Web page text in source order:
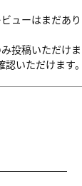
ューはまだあり
投稿いただけ
認いただけます。